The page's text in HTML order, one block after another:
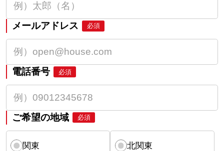
メールアドレス 必須
電話番号 必須
ご希望の地域 必須
関東 北関東